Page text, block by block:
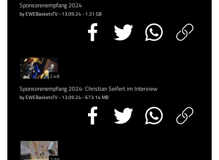
Sponsorenempfang 2024
by EWEBasketsTV - 13.09.24 - 1.31 GB
2:48
Sponsorenempfang 2024: Christian Seifert im Interview
by EWEBasketsTV - 13.09.24 - 673.14 MB